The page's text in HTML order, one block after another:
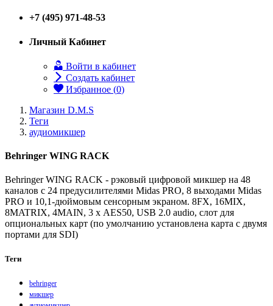
+7 (495) 971-48-53
Личный Кабинет
Войти в кабинет
Создать кабинет
Избранное (0)
Магазин D.M.S
Теги
аудиомикшер
Behringer WING RACK
Behringer WING RACK - рэковый цифровой микшер на 48
каналов с 24 предусилителями Midas PRO, 8 выходами Midas
PRO и 10,1-дюймовым сенсорным экраном. 8FX, 16MIX,
8MATRIX, 4MAIN, 3 х AES50, USB 2.0 audio, слот для
опциональных карт (по умолчанию установлена карта с двумя
портами для SDI)
Теги
behringer
микшер